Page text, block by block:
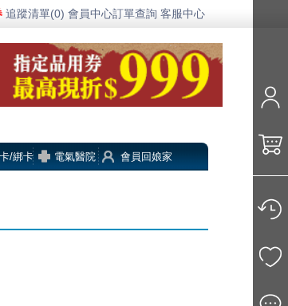
追蹤清單(0) 會員中心訂單查詢 客服中心
/綁卡 電氣醫院 會員回娘家